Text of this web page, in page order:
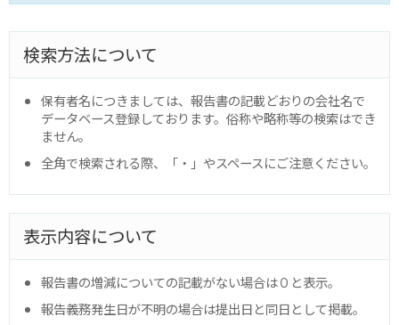
検索方法について
保有者名につきましては、報告書の記載どおりの会社名で
データベース登録しております。俗称や略称等の検索はでき
ません。
全角で検索される際、「・」やスペースにご注意ください。
表示内容について
報告書の増減についての記載がない場合は０と表示。
報告義務発生日が不明の場合は提出日と同日として掲載。